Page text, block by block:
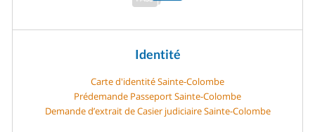
Identité
Carte d'identité Sainte-Colombe
Prédemande Passeport Sainte-Colombe
Demande d’extrait de Casier judiciaire Sainte-Colombe